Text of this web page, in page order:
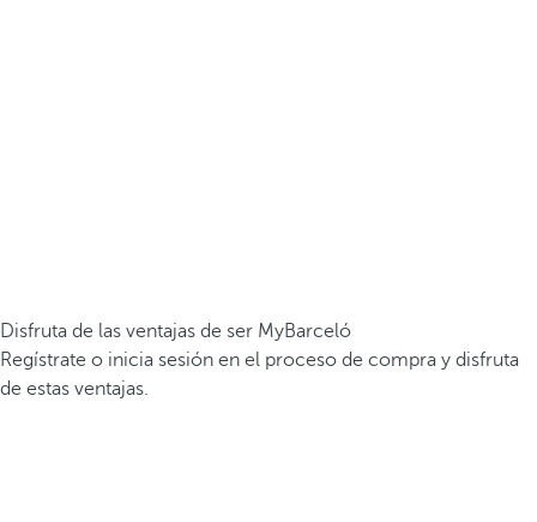
Disfruta de las ventajas de ser MyBarceló
Regístrate o inicia sesión en el proceso de compra y disfruta
de estas ventajas.